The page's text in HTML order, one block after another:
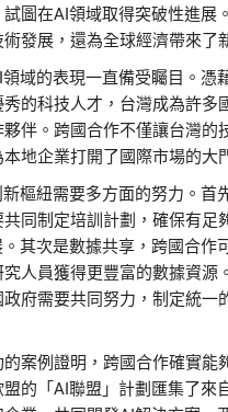
試圖在AI領域取得突破性進展
發展，還為全球經濟帶來了
域的表現一直備受矚目。憑
秀的科技人才，台灣成為許多
伴。跨國合作不僅讓台灣的
地企業打開了國際市場的大
樞紐需要多方面的努力。首
同制定培訓計劃，確保有足
其次是數據共享，跨國合作
究人員獲得更豐富的數據資源
府需要共同努力，制定統一
案例證明，跨國合作確實能
的「AI聯盟」計劃匯集了來